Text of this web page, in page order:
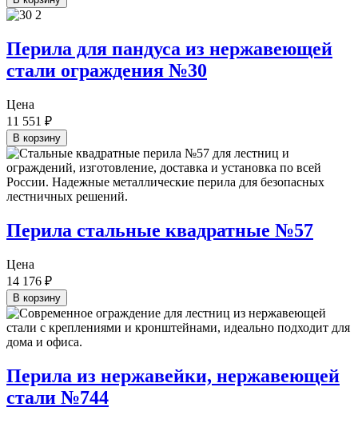
Перила для пандуса из нержавеющей
стали ограждения №30
Цена
11 551 ₽
В корзину
Перила стальные квадратные №57
Цена
14 176 ₽
В корзину
Перила из нержавейки, нержавеющей
стали №744